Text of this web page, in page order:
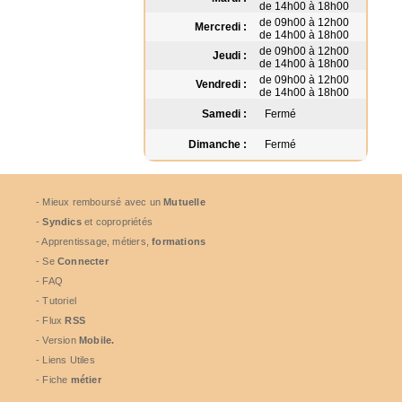
de 14h00 à 18h00
Mercredi :
de 09h00 à 12h00
de 14h00 à 18h00
Jeudi :
de 09h00 à 12h00
de 14h00 à 18h00
Vendredi :
de 09h00 à 12h00
de 14h00 à 18h00
Samedi :
Fermé
Dimanche : Fermé
- Mieux remboursé avec unMutuelle
-Syndicset copropriétés
- Apprentissage, métiers,formations
- Se Connecter
- FAQ
- Tutoriel
- FluxRSS
- Version Mobile.
- Liens Utiles
- Fiche métier